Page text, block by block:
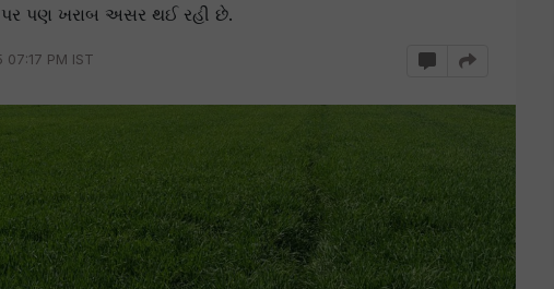
પણ ખરાબ અસર થઈ રહી છે.
07:17 PM IST